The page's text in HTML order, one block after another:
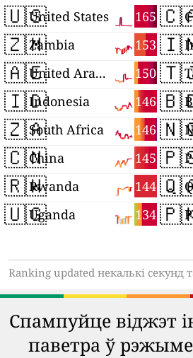
🇺🇸 165
United States
🇿🇲 153
Zambia
🇦🇪 150
United Arab Emirates
🇮🇩 146
Indonesia
🇿🇦 146
South Africa
🇨🇳 145
China
🇷🇼 144
Rwanda
🇺🇬 134
Uganda
Ranking updated некалькі секунд
Спампуйце віджэт
паветра ў